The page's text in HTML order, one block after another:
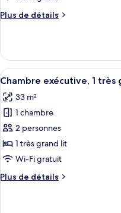
chambre :
lits
jumeaux
Plus de détails
Plus
Chambre,
lits
Afficher
toutes
les
photos
pour
ce
type
chambre :
11
Chambre exécutive, 1 très
33 m²
1 chambre
2 personnes
1 très grand lit
Wi-Fi gratuit
Plus de détails
Plus